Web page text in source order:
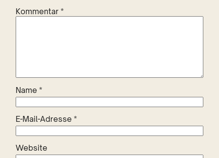
Kommentar *
Name *
E-Mail-Adresse *
Website